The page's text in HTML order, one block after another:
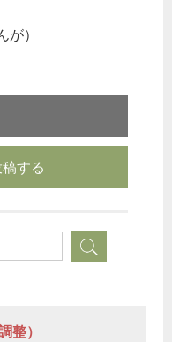
）
する
整）